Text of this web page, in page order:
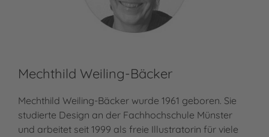
Mechthild Weiling-Bäcker
Mechthild Weiling-Bäcker wurde 1961 geboren. Sie
studierte Design an der Fachhochschule Münster
und arbeitet seit 1999 als freie Illustratorin für viele